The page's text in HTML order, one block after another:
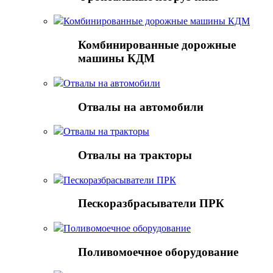
Комбинированные дорожные машины КДМ
Комбинированные дорожные
машины КДМ
Отвалы на автомобили
Отвалы на автомобили
Отвалы на тракторы
Отвалы на тракторы
Пескоразбрасыватели ПРК
Пескоразбрасыватели ПРК
Поливомоечное оборудование
Поливомоечное оборудование